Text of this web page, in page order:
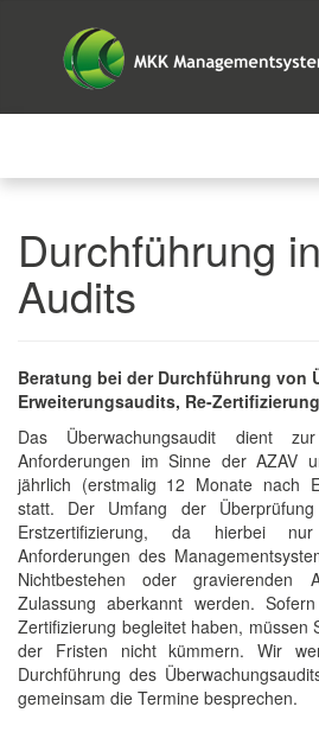
Durchführung
Audits
Beratung bei der Durchführung von
Erweiterungsaudits, Re-
Das Überwachungsaudit dient
Anforderungen im Sinne der AZAV
jährlich (erstmalig 12 Monate nach
statt. Der Umfang der
Erstzertifizierung, da hierbei
Anforderungen des
Nichtbestehen oder gravierenden
Zulassung aberkannt werden.
Zertifizierung begleitet haben, müssen
der Fristen nicht kümmern. Wir
Durchführung des
gemeinsam die Termine besprechen.